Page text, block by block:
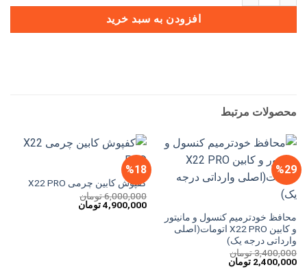
افزودن به سبد خرید
محصولات مرتبط
%29
محافظ خودترمیم کنسول و مانیتور
و کابین X22 PRO اتومات(اصلی
وارداتی درجه یک)
3,400,000تومان
قیمت
اصلی
2,400,000 تومانقیمت
%18
کفپوش کابین چرمی X22 PRO
6,000,000تومان
قیمت
اصلی
4,900,000 تومانقیمت
فعلی